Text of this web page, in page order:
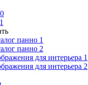
панно 1
панно 2
для интерьера 1
для интерьера 2